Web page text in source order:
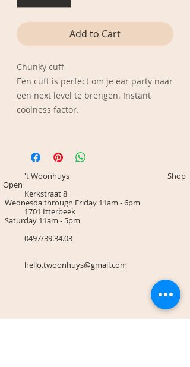
Add to Cart
Chunky cuff
Een cuff is perfect om je ear party naar
een next level te brengen. Instant
coolness factor.
Afm.: 1,7 cm
't Woonhuys Shop
Open
Kerkstraat 8
Wednesda through Friday 11am - 6pm
1701 Itterbeek
Saturday 11am - 5pm
0497/39.34.03
hello.twoonhuys@gmail.com